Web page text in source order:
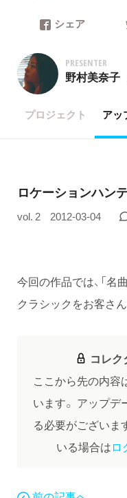
シェア
PRESENTER
野村美奈子
プロジェクト アッ
ロケーションハン
vol. 2 2012-03-04
今回の作品では、「名
クラシックをお客さ
コレク
ここから先の内容
います。 アップデ
る必要がございま
いる場合はロ